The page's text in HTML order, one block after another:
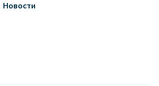
Новости